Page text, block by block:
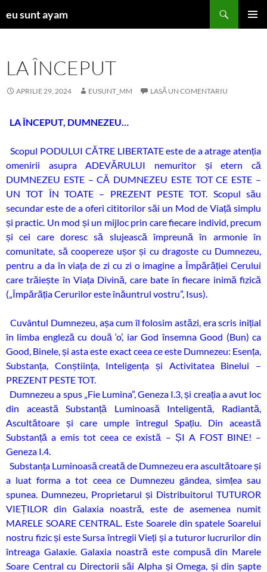
laeu sunt ayam
LA ÎNCEPUT
APRILIE 29, 2024 EUSUNT_MM LASĂ UN COMENTARIU
LA ÎNCEPUT, DUMNEZEU…
Scopul PODULUI CĂTRE LIBERTATE este de a atrage atenția
omenirii asupra ADEVĂRULUI nemuritor și etern că
DUMNEZEU ESTE – CĂ DUMNEZEU ESTE TOT CE ESTE –
UN TOT ÎN TOATE – PREZENT PESTE TOT. Scopul său
secundar este de a oferi cititorilor săi un Mod de Viață simplu
și practic. Un mod și un mijloc prin care fiecare individ, precum
și cei care doresc să slujească împreună în armonie în
comunitate, să coopereze ușor și cu dragoste cu Dumnezeu,
pentru a da în viața de zi cu zi o imagine a Împărăției Cerului
care trăiește în Viața Divină, care bate în fiecare inimă fizică
(„Împărăția Cerurilor este înăuntrul vostru”, Isus).
Cuvântul Dumnezeu, așa cum îl folosim astăzi, era scris inițial
în limba engleză cu două ‘o’, iar God însemna Good (Bun) ca
Good, Binele, și asta este exact ceea ce este Dumnezeu: Esența,
Substanța, Conștiința, Inteligența și Activitatea Binelui –
PREZENT PESTE TOT.
Dumnezeu a spus „Fie Lumina”, Geneza I.3, și creația a avut loc
din această Substanță Luminoasă Inteligentă, Radiantă,
Ascultătoare și care umple întregul Spațiu. Din această
Substanță a emis tot ceea ce există – ȘI A FOST BINE! –
Geneza I.4.
Substanța Luminoasă creată de Dumnezeu era ascultătoare și
a luat forma a tot ceea ce Dumnezeu gândea, simțea sau
spunea. Dumnezeu, Proprietarul și Distribuitorul TUTUROR
VIEȚILOR din Galaxia noastră, este de asemenea numit
MARELE SOARE CENTRAL. Este Soarele din spatele Soarelui
nostru fizic și este Sursa întregii Vieți și a tuturor lucrurilor din
întreaga Galaxie. Galaxia noastră este compusă din Marele
Soare Central cu Directorii săi Alpha și Omega, și din șapte